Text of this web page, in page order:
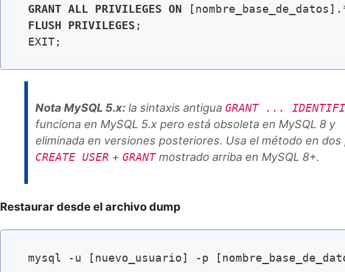
GRANT ALL PRIVILEGES ON
FLUSH
PRIVILEGES ;
Nota MySQL 5.x: la sintaxis antiguaGRANT ...
funciona en MySQL 5.x pero está obsoleta en MySQL 8 y
eliminada en versiones posteriores. Usa el método en dos
CREATE USER +GRANTmostrado arriba en MySQL 8+.
Restaurar desde el archivo dump